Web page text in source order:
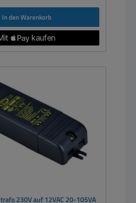
In den Warenkorb
230V auf 12VAC 20-105VA